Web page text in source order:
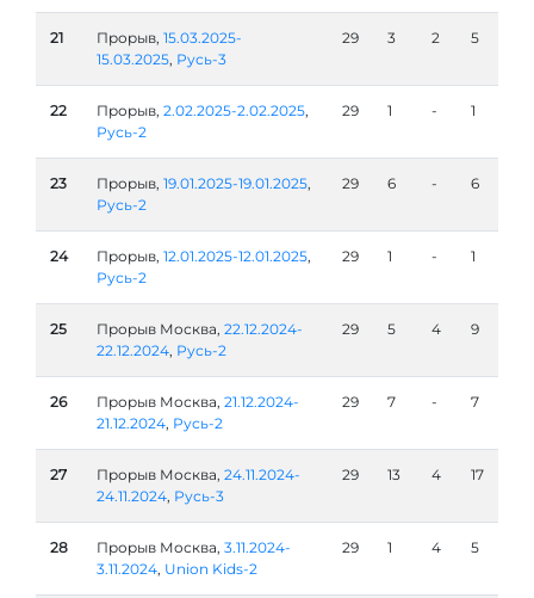
21 Прорыв, 15.03.2025-
15.03.2025, Русь-3
29 3 2 5
22 Прорыв, 2.02.2025-2.02.2025,
Русь-2
29 1 - 1
23 Прорыв, 19.01.2025-19.01.2025,
Русь-2
29 6 - 6
24 Прорыв, 12.01.2025-12.01.2025,
Русь-2
29 1 - 1
25 Прорыв Москва, 22.12.2024-
22.12.2024, Русь-2
29 5 4 9
26 Прорыв Москва, 21.12.2024-
21.12.2024, Русь-2
29 7 - 7
27 Прорыв Москва, 24.11.2024-
24.11.2024, Русь-3
29 13 4 17
28 Прорыв Москва, 3.11.2024-
3.11.2024, Union Kids-2
29 1 4 5